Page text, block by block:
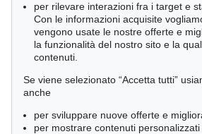
Letteratura classica
Economia e diritto
Meraviglie della natura
Cimelia
Ordine:
per rilevare interazioni fra i target e
Con le informazioni acquisite
vengono usate le nostre offerte e
la funzionalità del nostro sito e la
contenuti.
Se viene selezionato “Accetta tutti”
anche
per sviluppare nuove offerte e
per mostrare contenuti